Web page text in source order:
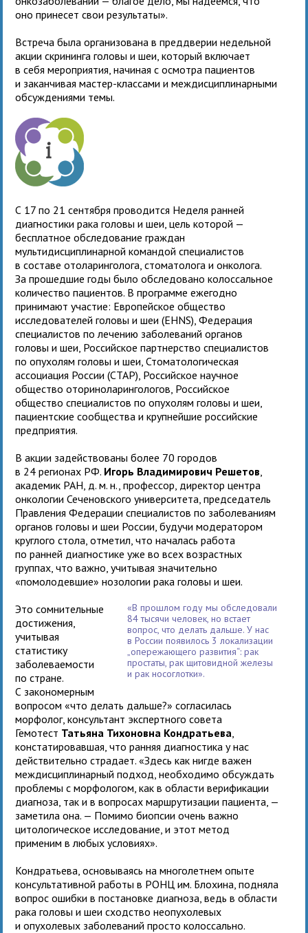
оно принесет свои результаты».
Встреча была организована в преддверии недельной
акции скрининга головы и шеи, который включает
в себя мероприятия, начиная с осмотра пациентов
и заканчивая мастер-классами и междисциплинарными
обсуждениями темы.
С 17 по 21 сентября проводится Неделя ранней
диагностики рака головы и шеи, цель которой —
бесплатное обследование граждан
мультидисциплинарной командой специалистов
в составе отоларинголога, стоматолога и онколога.
За прошедшие годы было обследовано колоссальное
количество пациентов. В программе ежегодно
принимают участие: Европейское общество
исследователей головы и шеи (EHNS), Федерация
специалистов по лечению заболеваний органов
головы и шеи, Российское партнерство специалистов
по опухолям головы и шеи, Стоматологическая
ассоциация России (СТАР), Российское научное
общество оториноларингологов, Российское
общество специалистов по опухолям головы и шеи,
пациентские сообщества и крупнейшие российские
предприятия.
В акции задействованы более 70 городов
в 24 регионах РФ. Игорь Владимирович Решетов
академик РАН, д. м. н., профессор, директор центра
онкологии Сеченовского университета, председатель
Правления Федерации специалистов по заболеваниям
органов головы и шеи России, будучи модератором
круглого стола, отметил, что началась работа
по ранней диагностике уже во всех возрастных
группах, что важно, учитывая значительно
«помолодевшие» нозологии рака головы и шеи.
«В прошлом году мы обследовали
84 тысячи человек, но встает
вопрос, что делать дальше. У нас
в России появилось 3 локализации
„опережающего развития“: рак
простаты, рак щитовидной железы
и рак носоглотки».
Это сомнительные
достижения,
учитывая
статистику
заболеваемости
по стране.
С закономерным
вопросом «что делать дальше?» согласилась
морфолог, консультант экспертного совета
Гемотест Татьяна Тихоновна Кондратьева
констатировавшая, что ранняя диагностика у нас
действительно страдает. «Здесь как нигде важен
междисциплинарный подход, необходимо обсуждать
проблемы с морфологом, как в области верификации
диагноза, так и в вопросах маршрутизации пациента, —
заметила она. — Помимо биопсии очень важно
цитологическое исследование, и этот метод
применим в любых условиях».
Кондратьева, основываясь на многолетнем опыте
консультативной работы в РОНЦ им. Блохина, подняла
вопрос ошибки в постановке диагноза, ведь в области
рака головы и шеи сходство неопухолевых
и опухолевых заболеваний просто колоссально.